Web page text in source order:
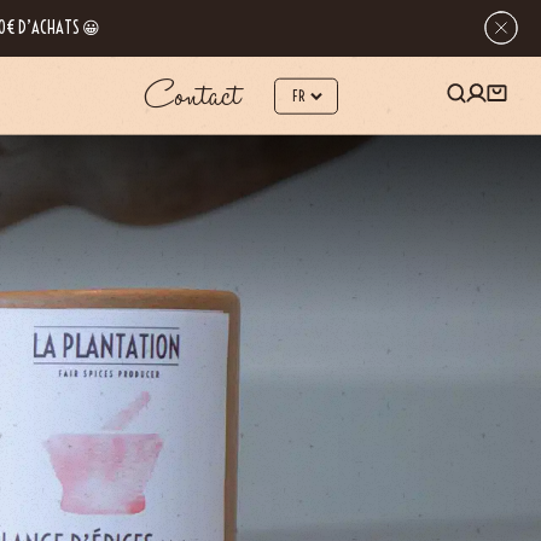
D’ACHATS 😀
Contact